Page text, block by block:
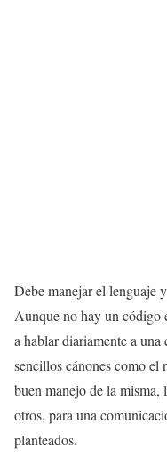
Debe manejar el lenguaje
Aunque no hay un código
a hablar diariamente a
sencillos cánones como el
buen manejo de la
otros, para una
planteados.